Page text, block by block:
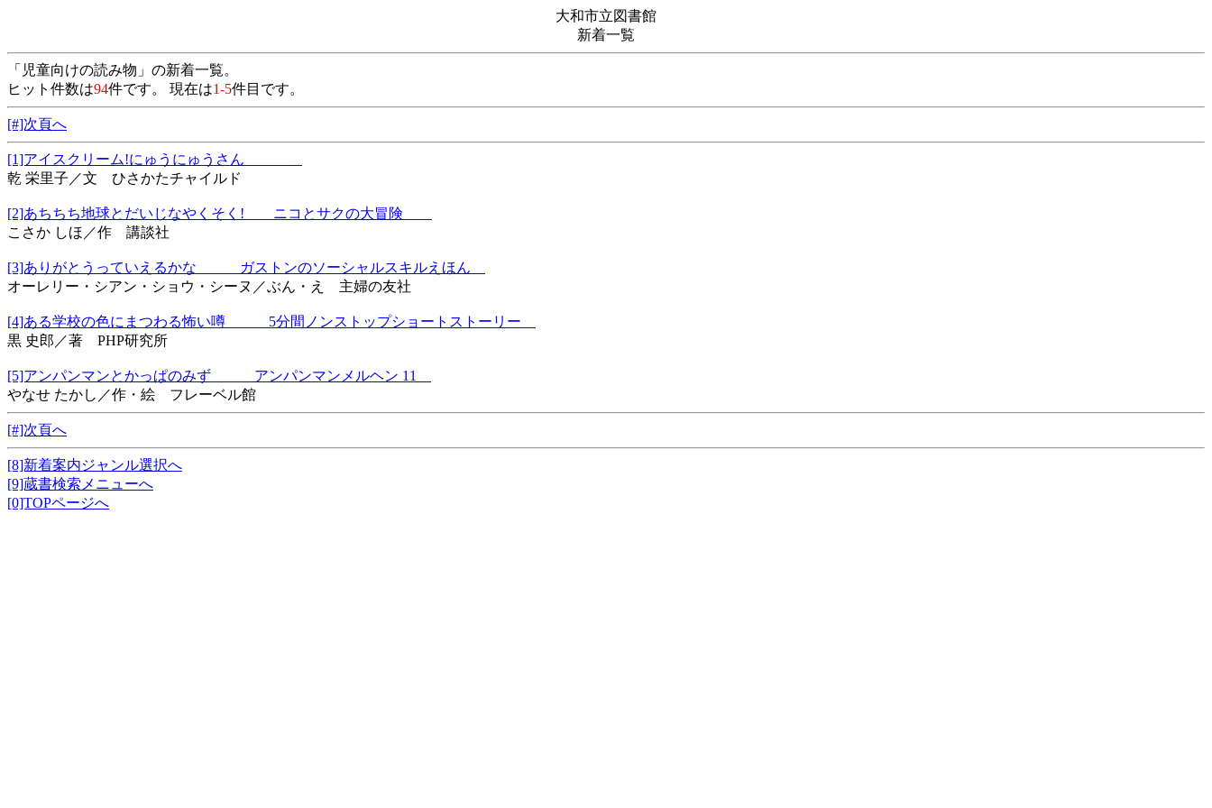
大和市立図書館
新着一覧
「児童向けの読み物」の新着一覧。
ヒット件数は94件です。 現在は1-5件目です。
[#]次頁へ
[1]アイスクリーム!にゅうにゅうさん
乾 栄里子／文 ひさかたチャイルド
[2]あちちち地球とだいじなやくそく! ニコとサクの大冒険
こさか しほ／作 講談社
[3]ありがとうっていえるかな ガストンのソーシャルスキルえほん
オーレリー・シアン・ショウ・シーヌ／ぶん・え 主婦の友社
[4]ある学校の色にまつわる怖い噂 5分間ノンストップショートストーリー
黒 史郎／著 PHP研究所
[5]アンパンマンとかっぱのみず アンパンマンメルヘン 11
やなせ たかし／作・絵 フレーベル館
[#]次頁へ
[8]新着案内ジャンル選択へ
[9]蔵書検索メニューへ
[0]TOPページへ